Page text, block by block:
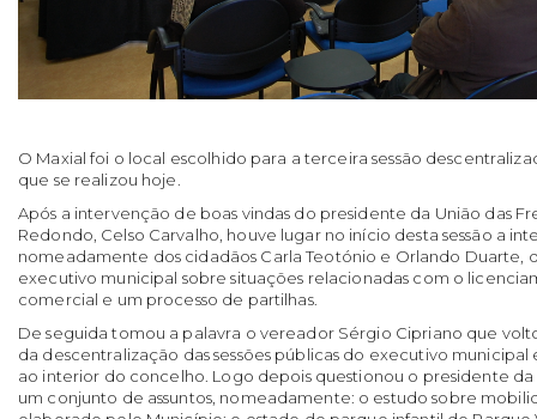
O Maxial foi o local escolhido para a terceira sessão
que se realizou hoje.
Após a intervenção de boas vindas do presidente da União das
Redondo, Celso Carvalho, houve lugar no início desta sessão a
nomeadamente dos cidadãos Carla Teotónio e Orlando Duarte,
executivo municipal sobre situações relacionadas com o
comercial e um processo de partilhas.
De seguida tomou a palavra o vereador Sérgio Cipriano que
da descentralização das sessões públicas do executivo
ao interior do concelho. Logo depois questionou o presidente
um conjunto de assuntos, nomeadamente: o estudo sobre